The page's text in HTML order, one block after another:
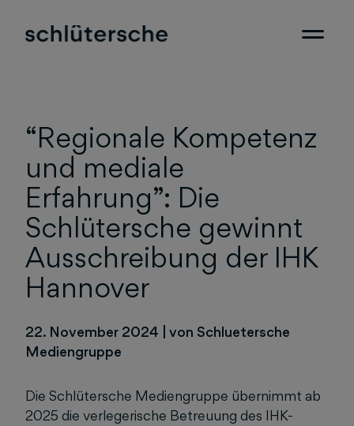
“Regionale Kompetenz
und mediale
Erfahrung”: Die
Schlütersche gewinnt
Ausschreibung der IHK
Hannover
22. November 2024
von Schluetersche
Mediengruppe
Die Schlütersche Mediengruppe übernimmt ab
2025 die verlegerische Betreuung des IHK-